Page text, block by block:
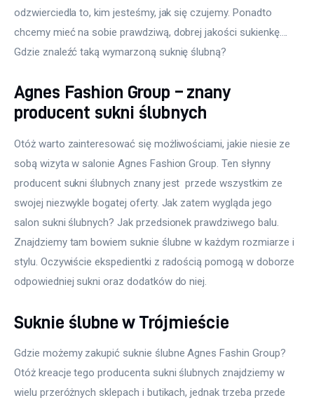
odzwierciedla to, kim jesteśmy, jak się czujemy. Ponadto
chcemy mieć na sobie prawdziwą, dobrej jakości sukienkę….
Gdzie znaleźć taką wymarzoną suknię ślubną?
Agnes Fashion Group – znany
producent sukni ślubnych
Otóż warto zainteresować się możliwościami, jakie niesie ze
sobą wizyta w salonie Agnes Fashion Group. Ten słynny
producent sukni ślubnych znany jest  przede wszystkim ze
swojej niezwykle bogatej oferty. Jak zatem wygląda jego
salon sukni ślubnych? Jak przedsionek prawdziwego balu.
Znajdziemy tam bowiem suknie ślubne w każdym rozmiarze i
stylu. Oczywiście ekspedientki z radością pomogą w doborze
odpowiedniej sukni oraz dodatków do niej.
Suknie ślubne w Trójmieście
Gdzie możemy zakupić suknie ślubne Agnes Fashin Group?
Otóż kreacje tego producenta sukni ślubnych znajdziemy w
wielu przeróżnych sklepach i butikach, jednak trzeba przede